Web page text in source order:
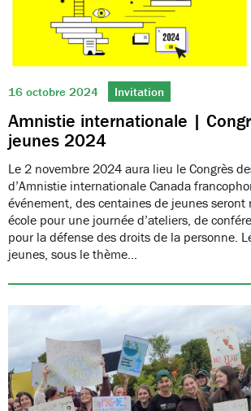
16 octobre 2024 Invitation
Amnistie internationale |
jeunes 2024
Le 2 novembre 2024 aura lieu le Congrès
d’Amnistie internationale Canada
événement, des centaines de jeunes seront
école pour une journée d’ateliers, de
pour la défense des droits de la personne.
jeunes, sous le thème…